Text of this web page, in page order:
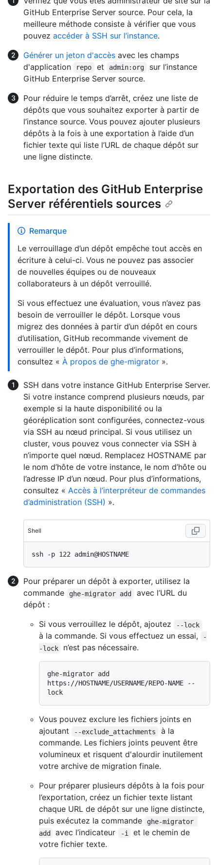
GitHub Enterprise Server source. Pour cela, la
meilleure méthode consiste à vérifier que vous
pouvez accéder à SSH sur l’instance.
Générer un jeton d'accès avec les champs
d'application
repo et admin:org
sur l’instance
GitHub Enterprise Server source.
Pour réduire le temps d’arrêt, créez une liste de
dépôts que vous souhaitez exporter à partir de
l’instance source. Vous pouvez ajouter plusieurs
dépôts à la fois à une exportation à l’aide d’un
fichier texte qui liste l’URL de chaque dépôt sur
une ligne distincte.
Exportation des GitHub Enterprise
Server référentiels sources
Remarque
Le verrouillage d’un dépôt empêche tout accès en
écriture à celui-ci. Vous ne pouvez pas associer
de nouvelles équipes ou de nouveaux
collaborateurs à un dépôt verrouillé.
Si vous effectuez une évaluation, vous n’avez pas
besoin de verrouiller le dépôt. Lorsque vous
migrez des données à partir d’un dépôt en cours
d’utilisation, GitHub recommande vivement de
verrouiller le dépôt. Pour plus d’informations,
consultez « À propos de ghe-migrator ».
SSH dans votre instance GitHub Enterprise Server.
Si votre instance comprend plusieurs nœuds, par
exemple si la haute disponibilité ou la
géoréplication sont configurées, connectez-vous
via SSH au nœud principal. Si vous utilisez un
cluster, vous pouvez vous connecter via SSH à
n’importe quel nœud. Remplacez HOSTNAME par
le nom d’hôte de votre instance, le nom d’hôte ou
l’adresse IP d’un nœud. Pour plus d’informations,
consultez « Accès à l’interpréteur de commandes
d’administration (SSH) ».
Shell
Pour préparer un dépôt à exporter, utilisez la
commande
ghe-migrator add
avec l’URL du
dépôt :
Si vous verrouillez le dépôt, ajoutez
--lock
à la commande. Si vous effectuez un essai,
-
-lock
n’est pas nécessaire.
ghe-migrator add
https://HOSTNAME/USERNAME/REPO-NAME --
Vous pouvez exclure les fichiers joints en
ajoutant
--exclude_attachments
à la
commande. Les fichiers joints peuvent être
volumineux et risquent d'alourdir inutilement
votre archive de migration finale.
Pour préparer plusieurs dépôts à la fois pour
l’exportation, créez un fichier texte listant
chaque URL de dépôt sur une ligne distincte,
puis exécutez la commande
ghe-migrator
add
avec l’indicateur -i
et le chemin de
votre fichier texte.